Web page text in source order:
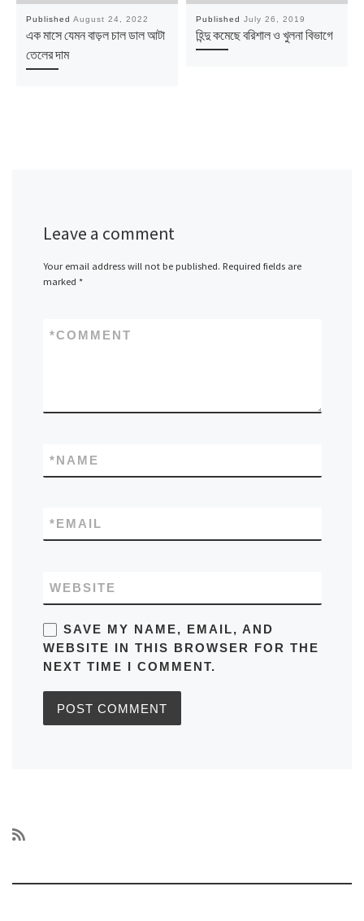
Published August 24, 2022
এক মাসে যেমন বাড়ল চাল ডাল আটা
তেলের দাম
Published July 26, 2019
হিন্দু কমেছে বরিশাল ও খুলনা বিভাগে
Leave a comment
Your email address will not be published. Required fields are
marked *
COMMENT
*
NAME
*
EMAIL
*
WEBSITE
SAVE MY NAME, EMAIL, AND
WEBSITE IN THIS BROWSER FOR THE
NEXT TIME I COMMENT.